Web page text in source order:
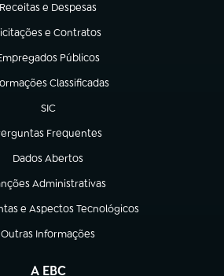
Receitas e Despesas
(abre em nova aba)
e Contratos
em nova aba)
Públicos
em nova aba)
Classificadas
em nova aba)
SIC
(abre em nova aba)
Frequentes
em nova aba)
Dados Abertos
(abre em nova aba)
Administrativas
em nova aba)
e Aspectos Tecnológicos
aba)
Outras Informações
(abre em nova aba)
A EBC